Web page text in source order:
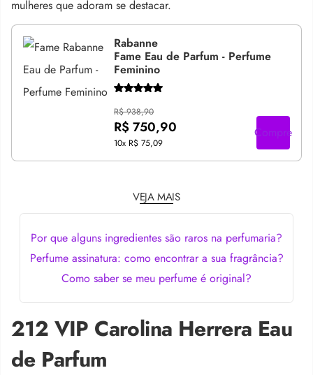
mulheres que adoram se destacar.
Rabanne
Fame Eau de Parfum - Perfume
Feminino
R$ 938,90
R$ 750,90
10x R$ 75,09
Compre
VEJA MAIS
Por que alguns ingredientes são raros na perfumaria?
Perfume assinatura: como encontrar a sua fragrância?
Como saber se meu perfume é original?
212 VIP Carolina Herrera Eau
de Parfum